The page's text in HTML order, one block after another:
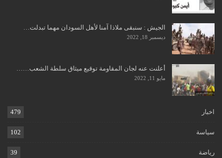
الجيش : سنبقى ملاذا آمنا لأهل السودان مهما تبدلت…
ديسمبر 18, 2022
أعلنت عنه لجان المقاومة توقيع ميثاق سلطة الشعب……
مايو 11, 2022
اخبار 479
سياسة 102
رياضة 39